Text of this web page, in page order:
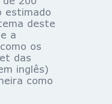
estimado
deste
a
os
das
inglês)
como